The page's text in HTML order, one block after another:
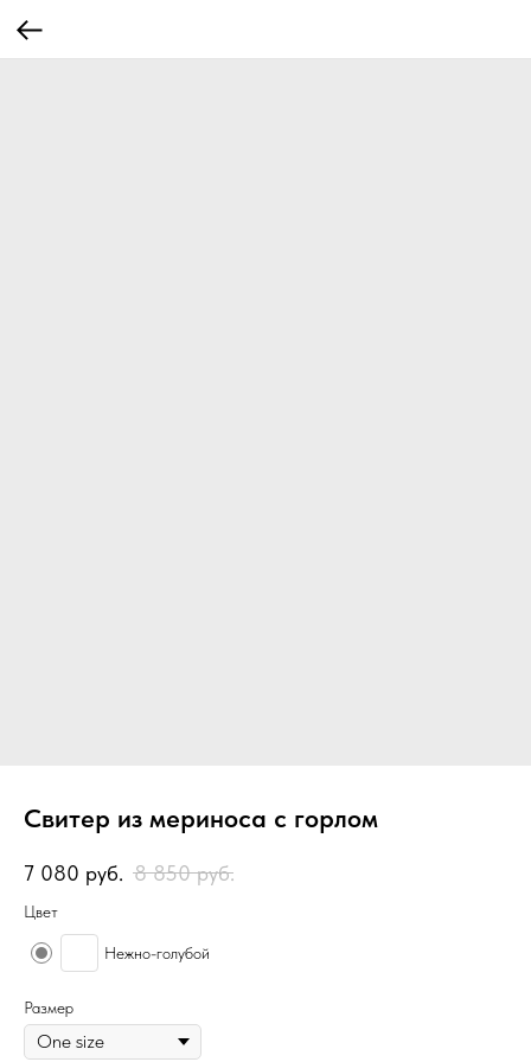
Свитер из мериноса с горлом
7 080 руб. 8 850 руб.
Цвет
Нежно-голубой
Размер